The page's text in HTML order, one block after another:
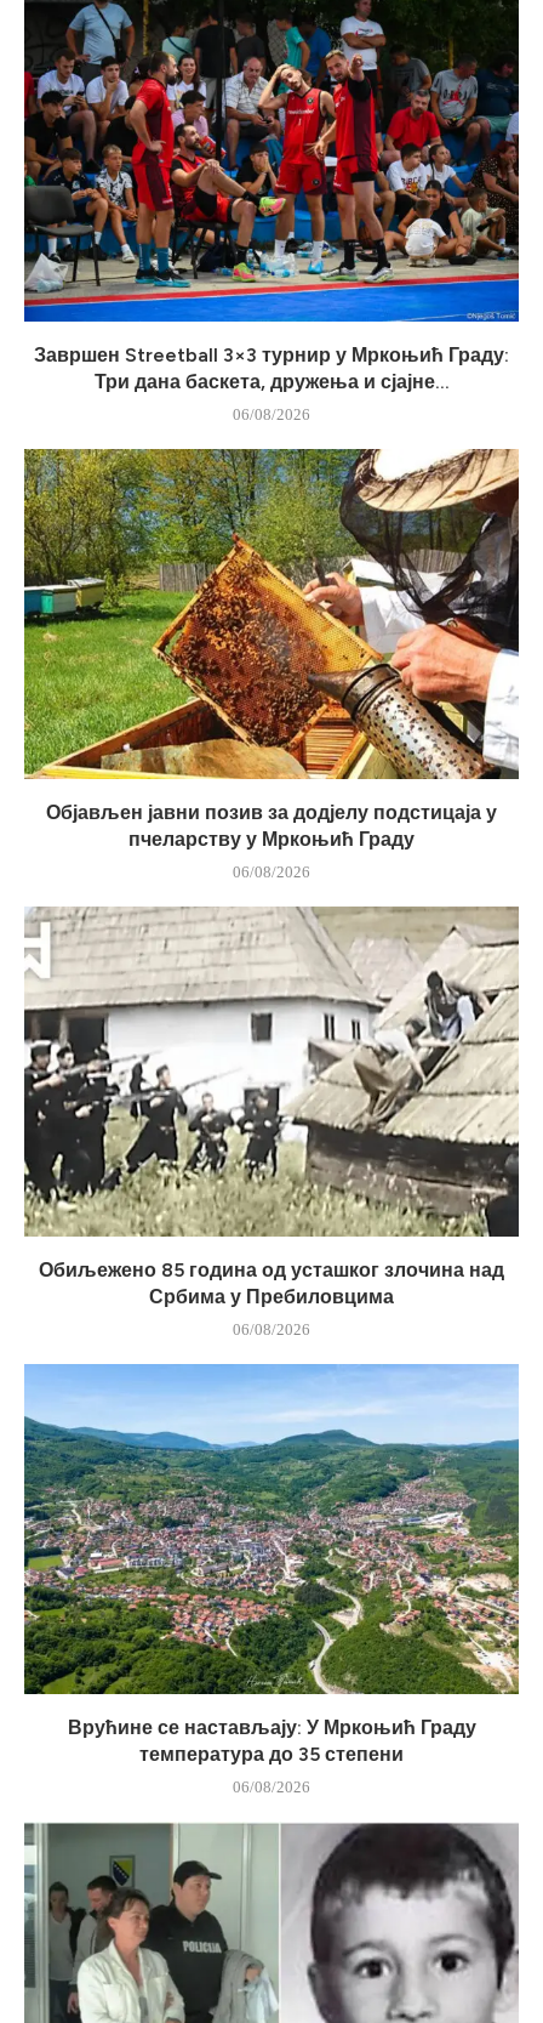
Завршен Streetball 3×3 турнир у Мркоњић Граду:
Три дана баскета, дружења и сјајне...
06/08/2026
Објављен јавни позив за додјелу подстицаја у
пчеларству у Мркоњић Граду
06/08/2026
Обиљежено 85 година од усташког злочина над
Србима у Пребиловцима
06/08/2026
Врућине се настављају: У Мркоњић Граду
температура до 35 степени
06/08/2026